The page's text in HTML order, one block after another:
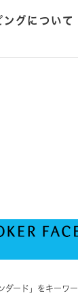
ングについて
ダード」をキーワ